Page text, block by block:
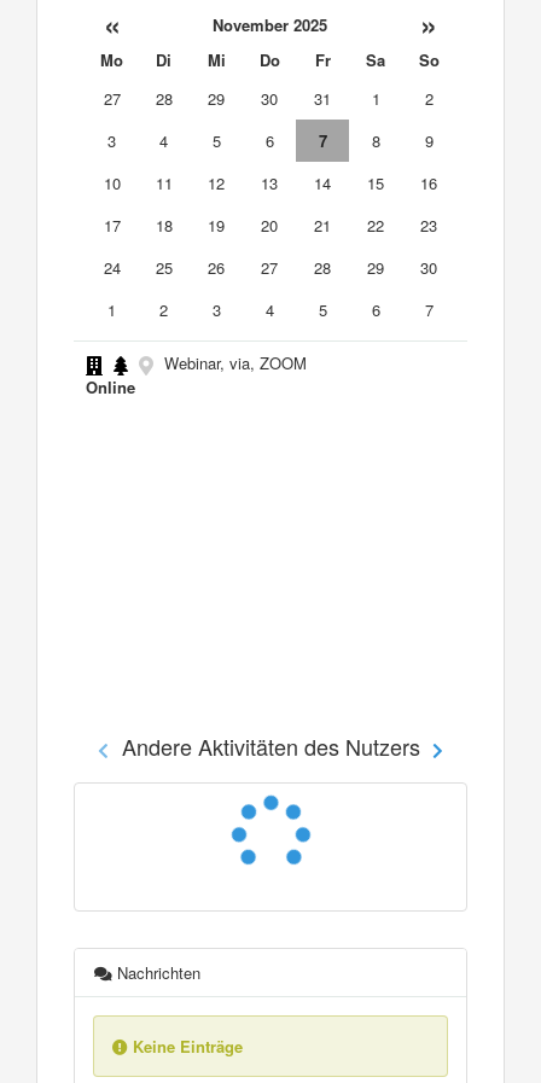
« November 2025 »
Mo Di Mi Do Fr Sa
So
27
28 29 30 31 1
2
3
4 5 6 7 8
9
10
11 12 13 14 15
16
17
18 19 20 21 22
23
24
25 26 27 28 29
30
1
2 3 4 5 6 7
Webinar, via, ZOOM
Online
Andere Aktivitäten des Nutzers
Nachrichten
Keine Einträge